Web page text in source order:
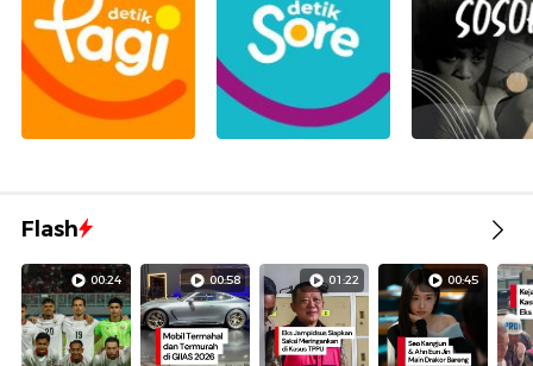
Flash
00:24 00:58 01:22 00:45